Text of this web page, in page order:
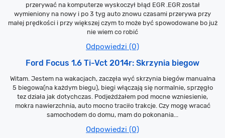
przerywać na komputerze wyskoczył błąd EGR .EGR został
wymieniony na nowy i po 3 tyg auto znowu czasami przerywa przy
małej prędkości i przy większej czym to może być spowodowane bo już
nie wiem co robić
Odpowiedzi (0)
Ford Focus 1.6 Ti-Vct 2014r: Skrzynia biegow
Witam. Jestem na wakacjach, zaczęła wyć skrzynia biegów manualna
5 biegowa(na każdym biegu), biegi włączają się normalnie, sprzęgło
tez działa jak dotychczas. Podjeżdżałem pod mocne wzniesienie,
mokra nawierzchnia, auto mocno traciło trakcje. Czy mogę wracać
samochodem do domu, mam do pokonania...
Odpowiedzi (0)